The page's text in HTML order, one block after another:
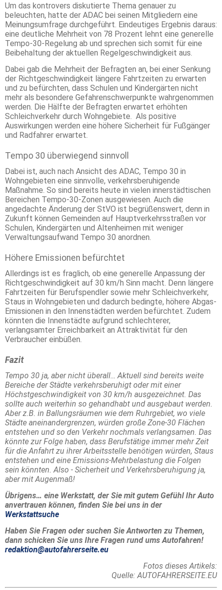
Um das kontrovers diskutierte Thema genauer zu
beleuchten, hatte der ADAC bei seinen Mitgliedern eine
Meinungsumfrage durchgeführt. Eindeutiges Ergebnis daraus:
eine deutliche Mehrheit von 78 Prozent lehnt eine generelle
Tempo-30-Regelung ab und sprechen sich somit für eine
Beibehaltung der aktuellen Regelgeschwindigkeit aus.
Dabei gab die Mehrheit der Befragten an, bei einer Senkung
der Richtgeschwindigkeit längere Fahrtzeiten zu erwarten
und zu befürchten, dass Schulen und Kindergärten nicht
mehr als besondere Gefahrenschwerpunkte wahrgenommen
werden. Die Hälfte der Befragten erwartet erhöhten
Schleichverkehr durch Wohngebiete. Als positive
Auswirkungen werden eine höhere Sicherheit für Fußgänger
und Radfahrer erwartet.
Tempo 30 überwiegend sinnvoll
Dabei ist, auch nach Ansicht des ADAC, Tempo 30 in
Wohngebieten eine sinnvolle, verkehrsberuhigende
Maßnahme. So sind bereits heute in vielen innerstädtischen
Bereichen Tempo-30-Zonen ausgewiesen. Auch die
angedachte Änderung der StVO ist begrüßenswert, denn in
Zukunft können Gemeinden auf Hauptverkehrsstraßen vor
Schulen, Kindergärten und Altenheimen mit weniger
Verwaltungsaufwand Tempo 30 anordnen.
Höhere Emissionen befürchtet
Allerdings ist es fraglich, ob eine generelle Anpassung der
Richtgeschwindigkeit auf 30 km/h Sinn macht. Denn längere
Fahrtzeiten für Berufspendler sowie mehr Schleichverkehr,
Staus in Wohngebieten und dadurch bedingte, höhere Abgas-
Emissionen in den Innenstädten werden befürchtet. Zudem
könnten die Innenstädte aufgrund schlechterer,
verlangsamter Erreichbarkeit an Attraktivität für den
Verbraucher einbüßen.
Fazit
Tempo 30 ja, aber nicht überall… Aktuell sind bereits weite
Bereiche der Städte verkehrsberuhigt oder mit einer
Höchstgeschwindigkeit von 30 km/h ausgezeichnet. Das
sollte auch weiterhin so gehandhabt und ausgebaut werden.
Aber z.B. in Ballungsräumen wie dem Ruhrgebiet, wo viele
Städte aneinandergrenzen, würden große Zone-30 Flächen
entstehen und so den Verkehr nochmals verlangsamen. Das
könnte zur Folge haben, dass Berufstätige immer mehr Zeit
für die Anfahrt zu ihrer Arbeitsstelle benötigen würden, Staus
entstehen und eine Emissions-Mehrbelastung die Folgen
sein könnten. Also - Sicherheit und Verkehrsberuhigung ja,
aber mit Augenmaß!
Übrigens… eine Werkstatt, der Sie mit gutem Gefühl Ihr Auto
anvertrauen können, finden Sie bei uns in der
Werkstattsuche
Haben Sie Fragen oder suchen Sie Antworten zu Themen,
dann schicken Sie uns Ihre Fragen rund ums Autofahren!
redaktion@autofahrerseite.eu
Fotos dieses Artikels:
Quelle: AUTOFAHRERSEITE.EU